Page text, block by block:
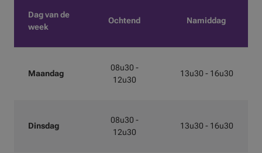
Dag van de
week
Ochtend Namiddag
Maandag
08u30 -
12u30
13u30 - 16u30
Dinsdag
08u30 -
12u30
13u30 - 16u30